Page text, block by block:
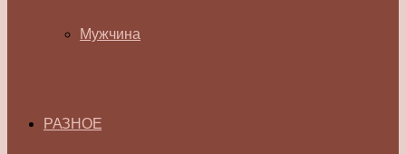
Мужчина
РАЗНОЕ